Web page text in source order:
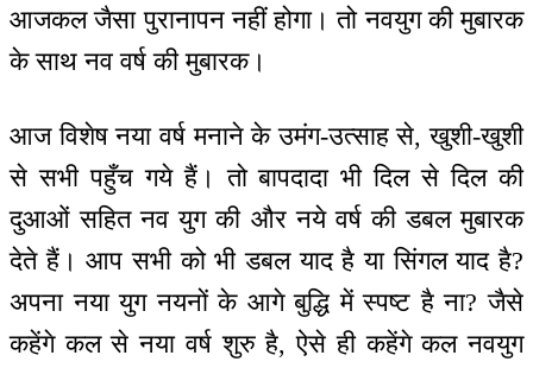
आजकल जैसा पुरानापन नहीं होगा। तो नवयुग की मुबारक
के साथ नव वर्ष की मुबारक।
आज विशेष नया वर्ष मनाने के उमंग-उत्साह से, खुशी-खुशी
से सभी पहुँच गये हैं। तो बापदादा भी दिल से दिल की
दुआओं सहित नव युग की और नये वर्ष की डबल मुबारक
देते हैं। आप सभी को भी डबल याद है या सिंगल याद है?
अपना नया युग नयनों के आगे बुद्धि में स्पष्ट है ना? जैसे
कहेंगे कल से नया वर्ष शुरु है, ऐसे ही कहेंगे कल नवयुग